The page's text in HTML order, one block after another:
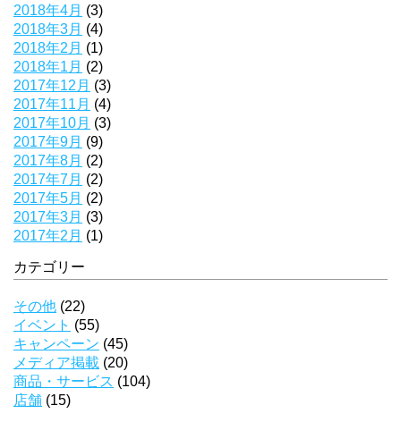
2018年4月 (3)
2018年3月 (4)
2018年2月 (1)
2018年1月 (2)
2017年12月 (3)
2017年11月 (4)
2017年10月 (3)
2017年9月 (9)
2017年8月 (2)
2017年7月 (2)
2017年5月 (2)
2017年3月 (3)
2017年2月 (1)
カテゴリー
その他 (22)
イベント (55)
キャンペーン (45)
メディア掲載 (20)
商品・サービス (104)
店舗 (15)